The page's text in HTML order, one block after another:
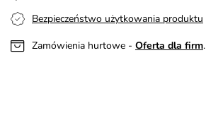
Bezpieczeństwo użytkowania produktu
Zamówienia hurtowe - Oferta dla firm.